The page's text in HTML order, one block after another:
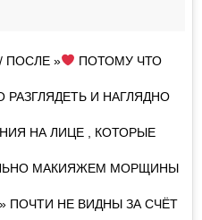
ПОСЛЕ » ПОТОМУ ЧТО
И НАГЛЯДНО
НА ЛИЦЕ , КОТОРЫЕ
МАКИЯЖЕМ МОРЩИНЫ
ПОЧТИ НЕ ВИДНЫ ЗА СЧЁТ